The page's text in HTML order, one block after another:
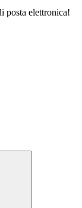
posta elettronica!